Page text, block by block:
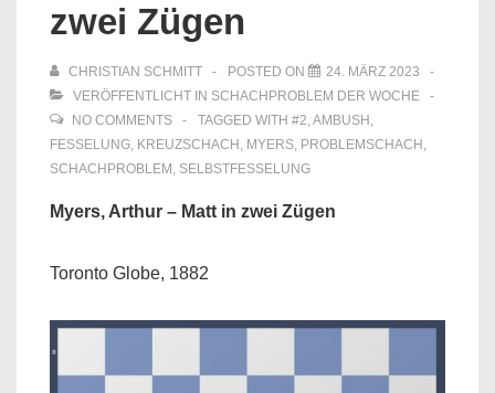
zwei Zügen
CHRISTIAN SCHMITT POSTED ON
24. MÄRZ 2023
VERÖFFENTLICHT IN SCHACHPROBLEM DER WOCHE
NO COMMENTS
TAGGED WITH #2,AMBUSH ,
FESSELUNG, KREUZSCHACH , MYERS, PROBLEMSCHACH ,
SCHACHPROBLEM , SELBSTFESSELUNG
Myers, Arthur – Matt in zwei Zügen
Toronto Globe, 1882